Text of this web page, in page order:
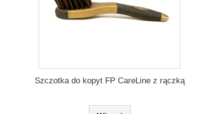
Szczotka do kopyt FP CareLine z rączką